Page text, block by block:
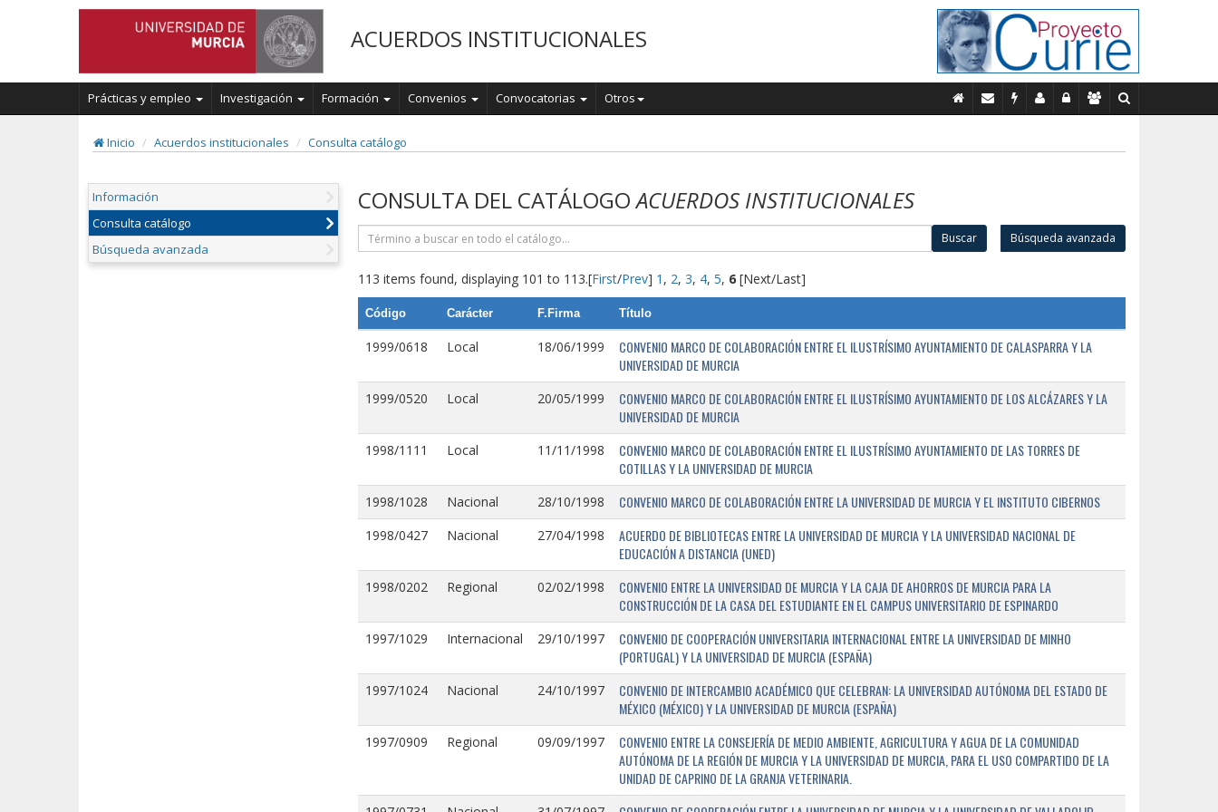
ACUERDOS INSTITUCIONALES
Prácticas y empleo Investigación Formación Convenios Convocatorias Otros
Inicio Acuerdos institucionales Consulta catálogo
Información
Consulta catálogo
Búsqueda avanzada
CONSULTA DEL CATÁLOGOACUERDOS INSTITUCIONALES
Buscar Búsqueda avanzada
113 items found, displaying 101 to 113.[First/Prev] 1 , 2, 3, 4, 5, 6[Next/Last]
Código Carácter F.Firma Título
1999/0618 Local 18/06/1999
CONVENIO MARCO DE COLABORACIÓN ENTRE EL ILUSTRÍSIMO AYUNTAMIENTO DE CALASPARRA Y LA
UNIVERSIDAD DE MURCIA
1999/0520 Local 20/05/1999
CONVENIO MARCO DE COLABORACIÓN ENTRE EL ILUSTRÍSIMO AYUNTAMIENTO DE LOS ALCÁZARES Y LA
UNIVERSIDAD DE MURCIA
1998/1111 Local 11/11/1998
CONVENIO MARCO DE COLABORACIÓN ENTRE EL ILUSTRÍSIMO AYUNTAMIENTO DE LAS TORRES DE
COTILLAS Y LA UNIVERSIDAD DE MURCIA
1998/1028 Nacional 28/10/1998 CONVENIO MARCO DE COLABORACIÓN ENTRE LA UNIVERSIDAD DE MURCIA Y EL INSTITUTO CIBERNOS
1998/0427 Nacional 27/04/1998
ACUERDO DE BIBLIOTECAS ENTRE LA UNIVERSIDAD DE MURCIA Y LA UNIVERSIDAD NACIONAL DE
EDUCACIÓN A DISTANCIA (UNED)
1998/0202 Regional 02/02/1998
CONVENIO ENTRE LA UNIVERSIDAD DE MURCIA Y LA CAJA DE AHORROS DE MURCIA PARA LA
CONSTRUCCIÓN DE LA CASA DEL ESTUDIANTE EN EL CAMPUS UNIVERSITARIO DE ESPINARDO
1997/1029 Internacional 29/10/1997
CONVENIO DE COOPERACIÓN UNIVERSITARIA INTERNACIONAL ENTRE LA UNIVERSIDAD DE MINHO
(PORTUGAL) Y LA UNIVERSIDAD DE MURCIA (ESPAÑA)
1997/1024 Nacional 24/10/1997
CONVENIO DE INTERCAMBIO ACADÉMICO QUE CELEBRAN: LA UNIVERSIDAD AUTÓNOMA DEL ESTADO DE
MÉXICO (MÉXICO) Y LA UNIVERSIDAD DE MURCIA (ESPAÑA)
1997/0909 Regional 09/09/1997
CONVENIO ENTRE LA CONSEJERÍA DE MEDIO AMBIENTE, AGRICULTURA Y AGUA DE LA COMUNIDAD
AUTÓNOMA DE LA REGIÓN DE MURCIA Y LA UNIVERSIDAD DE MURCIA, PARA EL USO COMPARTIDO DE LA
UNIDAD DE CAPRINO DE LA GRANJA VETERINARIA.